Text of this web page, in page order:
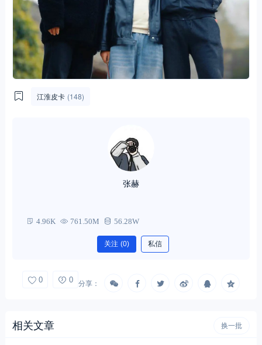
江淮皮卡 (148)
张赫
4.96K 761.50M 56.28W
关注 (0) 私信
0 0 分享：
相关文章 换一批